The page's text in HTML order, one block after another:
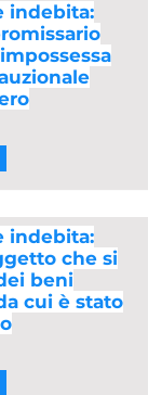
indebita:
indebita:
che si
beni
cui è stato